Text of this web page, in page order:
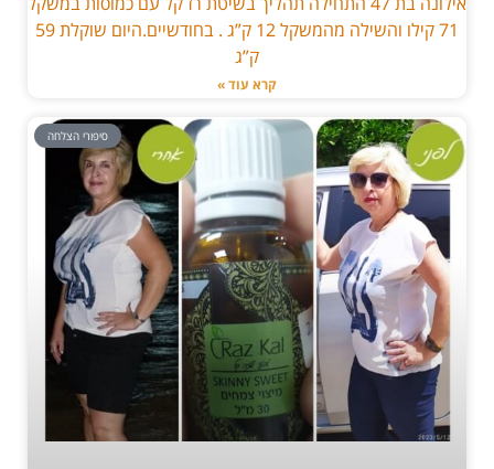
71 קילו והשילה מהמשקל 12 ק”ג . בחודשיים.היום שוקלת 59
ק”ג
קרא עוד »
סיפורי הצלחה